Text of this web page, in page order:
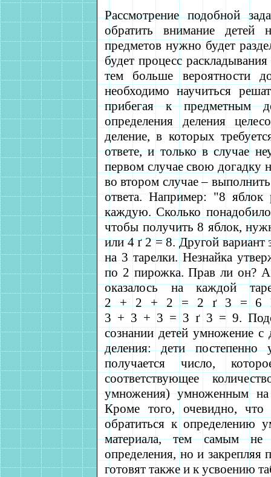
Рассмотрение подобной
обратить внимание
предметов нужно будет
будет процесс
тем больше вероятности
необходимо научиться
прибегая к предметным
определения деления
деление, в которых
ответе, и только в случае
первом случае свою догадку
во втором случае –
ответа. Например: "8 яблок
каждую. Сколько
чтобы получить 8 яблок,
или 4ґ2 = 8. Другой вариант
на 3 тарелки. Незнайка
по 2 пирожка. Прав ли он?
оказалось на каждой
2 + 2 + 2 = 2ґ3 = 6
3 + 3 + 3 = 3ґ3 = 9.
сознании детей умножение с
деления: дети постепенно
получается число,
соответствующее
умножения) умноженным на
Кроме того, очевидно,
обратиться к определению
материала, тем самым не
определения, но и
готовят также и к усвоению